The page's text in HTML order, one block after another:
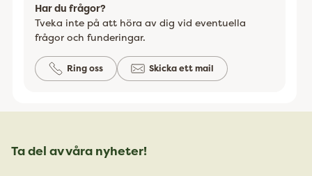
Har du frågor?
Tveka inte på att höra av dig vid eventuella
frågor och funderingar.
Ring oss Skicka ett mail
Ta del av våra nyheter!